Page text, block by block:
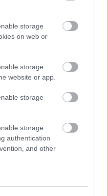
storage
on web or
storage
website or app.
storage
storage
authentication
and other
és csak egy jó
ragasztóra, és némi
Hogy teljes legyen a
növény alakja, és az
Ajándéknak is
egy ezredik